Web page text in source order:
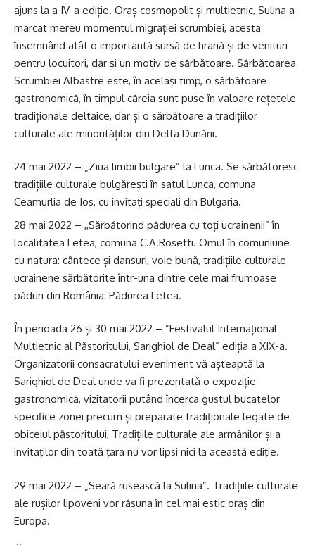
ajuns la a IV-a ediție. Oraș cosmopolit și multietnic, Sulina a
marcat mereu momentul migrației scrumbiei, acesta
însemnând atât o importantă sursă de hrană și de venituri
pentru locuitori, dar și un motiv de sărbătoare. Sărbătoarea
Scrumbiei Albastre este, în același timp, o sărbătoare
gastronomică, în timpul căreia sunt puse în valoare rețetele
tradiționale deltaice, dar și o sărbătoare a tradițiilor
culturale ale minorităților din Delta Dunării.
24 mai 2022 – „Ziua limbii bulgare” la Lunca. Se sărbătoresc
tradițiile culturale bulgărești în satul Lunca, comuna
Ceamurlia de Jos, cu invitați speciali din Bulgaria.
28 mai 2022 – ,,Sărbătorind pădurea cu toți ucrainenii” în
localitatea Letea, comuna C.A.Rosetti. Omul în comuniune
cu natura: cântece și dansuri, voie bună, tradițiile culturale
ucrainene sărbătorite într-una dintre cele mai frumoase
păduri din România: Pădurea Letea.
În perioada 26 și 30 mai 2022 – ”Festivalul Internațional
Multietnic al Păstoritului, Sarighiol de Deal” ediția a XIX-a.
Organizatorii consacratului eveniment vă așteaptă la
Sarighiol de Deal unde va fi prezentată o expoziție
gastronomică, vizitatorii putând încerca gustul bucatelor
specifice zonei precum și preparate tradiționale legate de
obiceiul păstoritului, Tradițiile culturale ale armânilor și a
invitaților din toată țara nu vor lipsi nici la această ediție.
29 mai 2022 – „Seară rusească la Sulina”. Tradițiile culturale
ale rușilor lipoveni vor răsuna în cel mai estic oraș din
Europa.